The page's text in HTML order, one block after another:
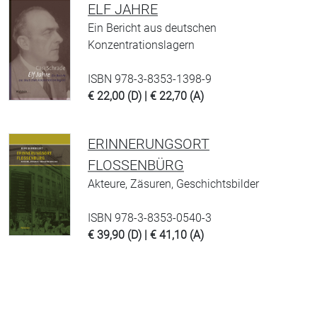
ELF JAHRE
Ein Bericht aus deutschen
Konzentrationslagern
ISBN 978-3-8353-1398-9
€ 22,00 (D) | € 22,70 (A)
ERINNERUNGSORT
FLOSSENBÜRG
Akteure, Zäsuren, Geschichtsbilder
ISBN 978-3-8353-0540-3
€ 39,90 (D) | € 41,10 (A)